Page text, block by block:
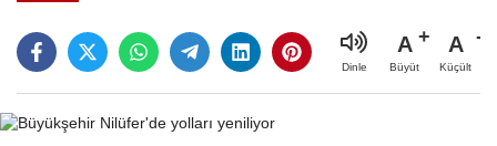
Dinle
A
Büyüt
A
Küçült